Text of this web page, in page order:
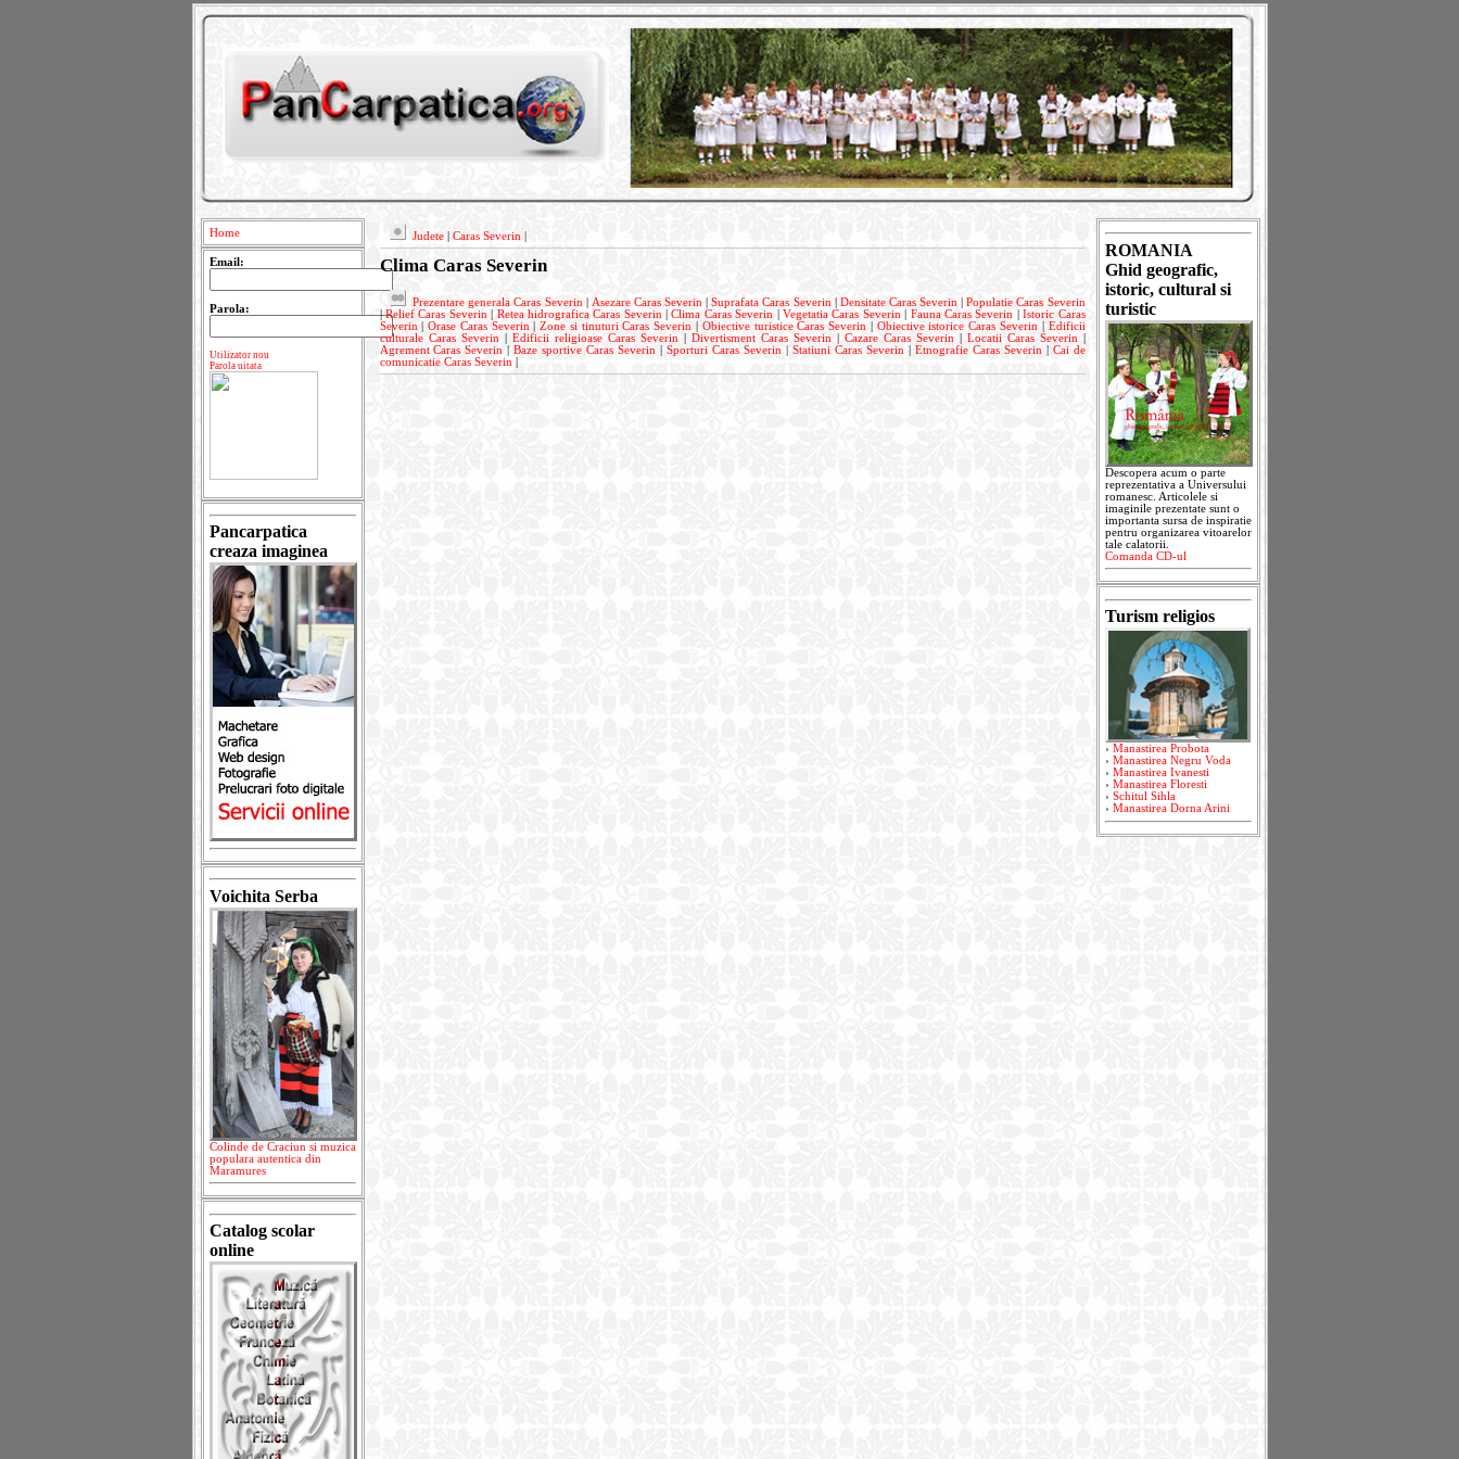
Home
Email:
Parola:
Utilizator nou
Parola uitata
Pancarpatica
creaza imaginea
Voichita Serba
Colinde de Craciun si muzica
populara autentica din
Maramures
Catalog scolar
online
Judete| Caras Severin
Clima Caras Severin
Prezentare generala Caras Severin Asezare Caras Severin |Suprafata Caras Severin Densitate Caras Severin |Populatie Caras Severin
|Relief Caras Severin Retea hidrografica Caras Severin |Clima Caras Severin |Vegetatia Caras Severin Fauna Caras Severin |Istoric Caras
Severin |Orase Caras Severin |Zone si tinuturi Caras Severin Obiective turistice Caras Severin Obiective istorice Caras Severin
Edificii
culturale Caras Severin
Edificii religioase Caras Severin Divertisment Caras Severin Cazare Caras Severin Locatii Caras Severin
Agrement Caras Severin
|Baze sportive Caras Severin |Sporturi Caras Severin Statiuni Caras Severin Etnografie Caras Severin
Cai de
comunicatie Caras Severin
ROMANIA
Ghid geografic,
istoric, cultural si
turistic
Descopera acum o parte
reprezentativa a Universului
romanesc. Articolele si
imaginile prezentate sunt o
importanta sursa de inspiratie
pentru organizarea vitoarelor
tale calatorii.
Comanda CD-ul
Turism religios
› Manastirea Probota
› Manastirea Negru Voda
› Manastirea Ivanesti
› Manastirea Floresti
› Schitul Sihla
› Manastirea Dorna Arini